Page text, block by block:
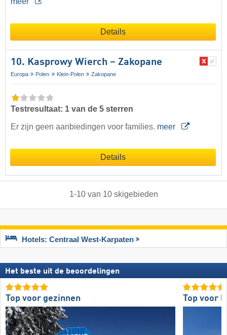
Details
10. Kasprowy Wierch – Zakopane
Europa Polen Klein-Polen Zakopane
Testresultaat: 1 van de 5 sterren
Er zijn geen aanbiedingen voor families. meer
Details
1-10van 10 skigebieden
Hotels: Centraal West-Karpaten
Het beste uit de beoordelingen
Top voor gezinnen Top voor